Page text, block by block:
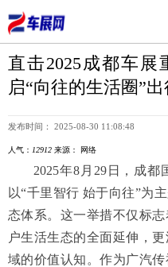
直击2025成都车
启“向往的生活圈”
发布时间： 2025-08-30 11:08:48
人气： 12912 来源： 网络
2025年8月29日，成
以“千里智行 始于向往”为
态体系。这一举措不仅标
户生活生态的全面延伸，
域的价值认知。作为广汽